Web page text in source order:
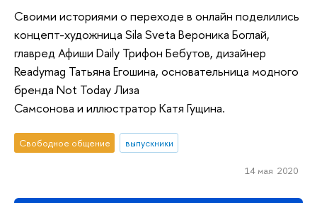
Своими историями о переходе в онлайн поделились
концепт-художница Sila Sveta Вероника Боглай,
главред Афиши Daily Трифон Бебутов, дизайнер
Readymag Татьяна Егошина, основательница модного
бренда Not Today Лиза
Самсонова и иллюстратор Катя Гущина.
Свободное общение выпускники
14 мая 2020